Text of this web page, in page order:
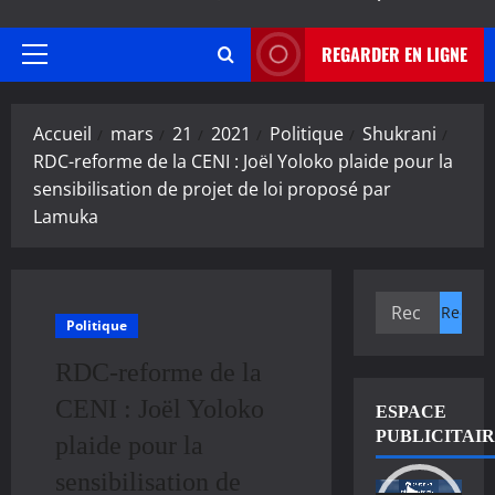
Menu
REGARDER EN LIGNE
Accueil mars 21 2021 Politique
Shukrani
RDC-reforme de la CENI : Joël Yoloko plaide pour la
sensibilisation de projet de loi proposé par
Lamuka
Politique
RDC-reforme de la
CENI : Joël Yoloko
plaide pour la
sensibilisation de
Rechercher :
ESPACE